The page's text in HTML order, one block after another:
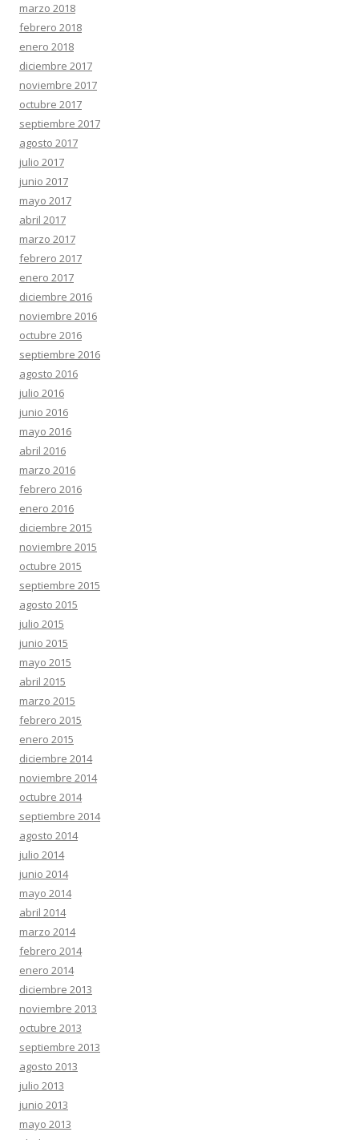
marzo 2018
febrero 2018
enero 2018
diciembre 2017
noviembre 2017
octubre 2017
septiembre 2017
agosto 2017
julio 2017
junio 2017
mayo 2017
abril 2017
marzo 2017
febrero 2017
enero 2017
diciembre 2016
noviembre 2016
octubre 2016
septiembre 2016
agosto 2016
julio 2016
junio 2016
mayo 2016
abril 2016
marzo 2016
febrero 2016
enero 2016
diciembre 2015
noviembre 2015
octubre 2015
septiembre 2015
agosto 2015
julio 2015
junio 2015
mayo 2015
abril 2015
marzo 2015
febrero 2015
enero 2015
diciembre 2014
noviembre 2014
octubre 2014
septiembre 2014
agosto 2014
julio 2014
junio 2014
mayo 2014
abril 2014
marzo 2014
febrero 2014
enero 2014
diciembre 2013
noviembre 2013
octubre 2013
septiembre 2013
agosto 2013
julio 2013
junio 2013
mayo 2013